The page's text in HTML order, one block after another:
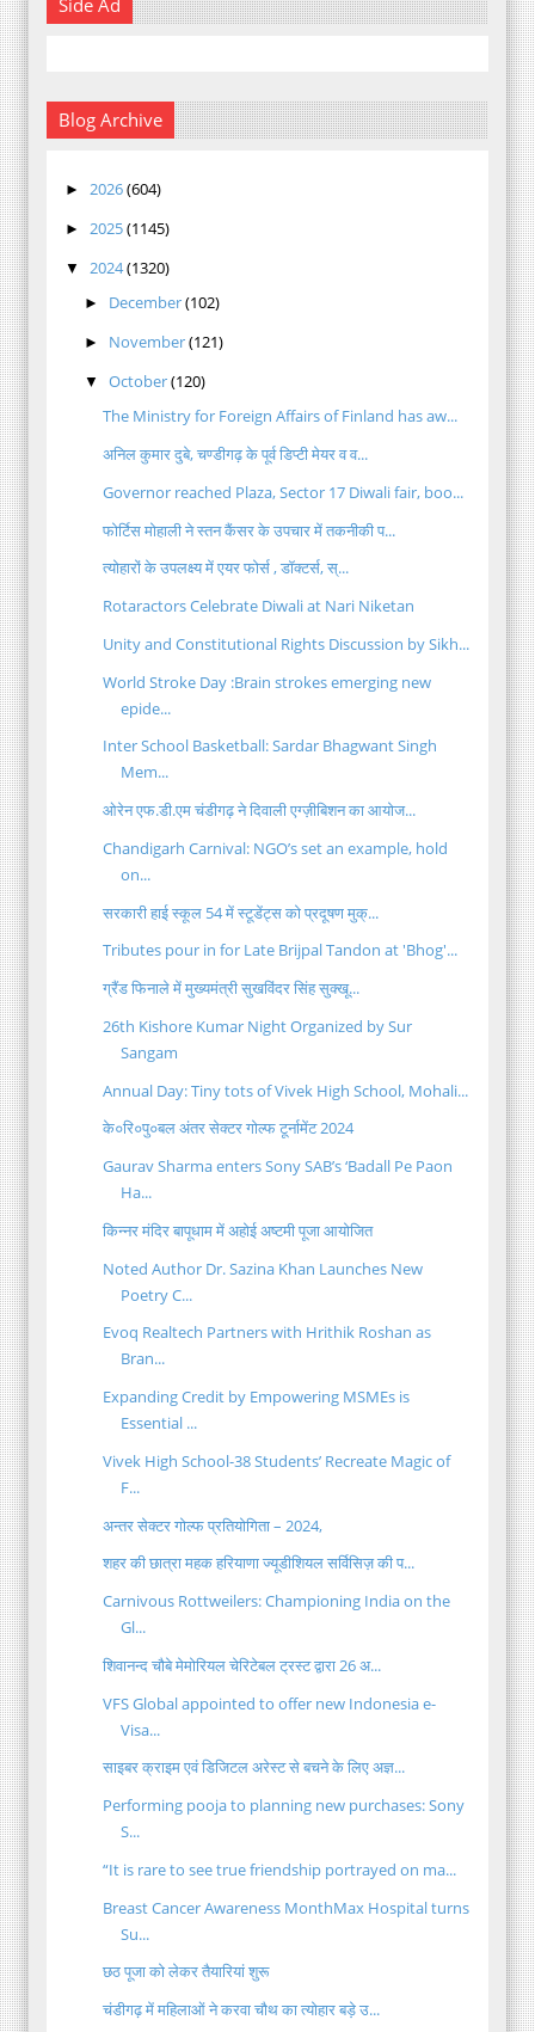
Blog Archive
► 2026(604)
► 2025(1145)
▼ 2024(1320)
► December(102)
► November(121)
▼ October(120)
The Ministry for Foreign Affairs of Finland has aw...
अनिल कुमार दुबे, चण्डीगढ़ के पूर्व डिप्टी मेयर व व...
Governor reached Plaza, Sector 17 Diwali fair, boo...
फोर्टिस मोहाली ने स्तन कैंसर के उपचार में तकनीकी प...
त्योहारों के उपलक्ष्य में एयर फोर्स , डॉक्टर्स, स्...
Rotaractors Celebrate Diwali at Nari Niketan
Unity and Constitutional Rights Discussion by Sikh...
World Stroke Day :Brain strokes emerging new
epide...
Inter School Basketball: Sardar Bhagwant Singh
Mem...
ओरेन एफ.डी.एम चंडीगढ़ ने दिवाली एग्ज़ीबिशन का आयोज...
Chandigarh Carnival: NGO’s set an example, hold
on...
सरकारी हाई स्कूल 54 में स्टूडेंट्स को प्रदूषण मुक्...
Tributes pour in for Late Brijpal Tandon at 'Bhog'...
ग्रैंड फिनाले में मुख्यमंत्री सुखविंदर सिंह सुक्खू...
26th Kishore Kumar Night Organized by Sur
Sangam
Annual Day: Tiny tots of Vivek High School, Mohali...
के०रि०पु०बल अंतर सेक्टर गोल्फ टूर्नामेंट 2024
Gaurav Sharma enters Sony SAB’s ‘Badall Pe Paon
Ha...
किन्नर मंदिर बापूधाम में अहोई अष्टमी पूजा आयोजित
Noted Author Dr. Sazina Khan Launches New
Poetry C...
Evoq Realtech Partners with Hrithik Roshan as
Bran...
Expanding Credit by Empowering MSMEs is
Essential ...
Vivek High School-38 Students’ Recreate Magic of
F...
अन्तर सेक्टर गोल्फ प्रतियोगिता – 2024,
शहर की छात्रा महक हरियाणा ज्यूडीशियल सर्विसिज़ की प...
Carnivous Rottweilers: Championing India on the
Gl...
शिवानन्द चौबे मेमोरियल चेरिटेबल ट्रस्ट द्वारा 26 अ...
VFS Global appointed to offer new Indonesia e-
Visa...
साइबर क्राइम एवं डिजिटल अरेस्ट से बचने के लिए अज्ञ...
Performing pooja to planning new purchases: Sony
S...
“It is rare to see true friendship portrayed on ma...
Breast Cancer Awareness MonthMax Hospital turns
Su...
छठ पूजा को लेकर तैयारियां शुरू
चंडीगढ़ में महिलाओं ने करवा चौथ का त्योहार बड़े उ...